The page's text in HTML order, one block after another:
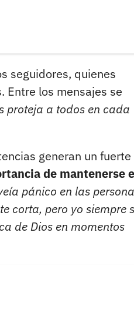
seguidores, quienes
Entre los mensajes se
proteja a todos en cada
generan un fuerte
de mantenerse
pánico en las
corta, pero yo siempre
de Dios en momentos